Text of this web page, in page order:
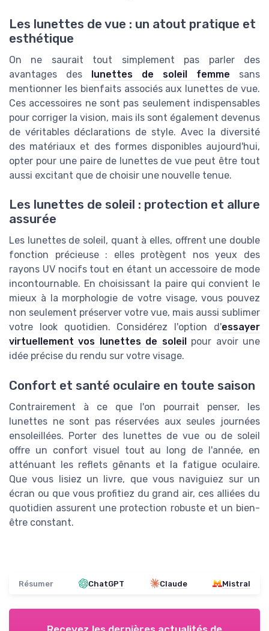
Les lunettes de vue : un atout pratique et
esthétique
On ne saurait tout simplement pas parler des
avantages des lunettes de soleil femme sans
mentionner les bienfaits associés aux lunettes de vue.
Ces accessoires ne sont pas seulement indispensables
pour corriger la vision, mais ils sont également devenus
de véritables déclarations de style. Avec la diversité
des matériaux et des formes disponibles aujourd'hui,
opter pour une paire de lunettes de vue peut être tout
aussi excitant que de choisir une nouvelle tenue.
Les lunettes de soleil : protection et allure
assurée
Les lunettes de soleil, quant à elles, offrent une double
fonction précieuse : elles protègent nos yeux des
rayons UV nocifs tout en étant un accessoire de mode
incontournable. En choisissant la paire qui convient le
mieux à la morphologie de votre visage, vous pouvez
non seulement préserver votre vue, mais aussi sublimer
votre look quotidien. Considérez l'option d'essayer
virtuellement vos lunettes de soleil
pour avoir une
idée précise du rendu sur votre visage.
Confort et santé oculaire en toute saison
Contrairement à ce que l'on pourrait penser, les
lunettes ne sont pas réservées aux seules journées
ensoleillées. Porter des lunettes de vue ou de soleil
offre un confort visuel tout au long de l'année, en
atténuant les reflets gênants et la fatigue oculaire.
Que vous lisiez un livre, que vous naviguiez sur un
écran ou que vous profitiez du grand air, ces alliées du
quotidien assurent une protection robuste et un bien-
être constant.
Résumer ChatGPT Claude Mistral